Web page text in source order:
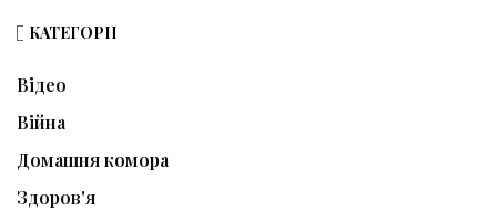
КАТЕГОРІЇ
Відео
Війна
Домашня комора
Здоров'я